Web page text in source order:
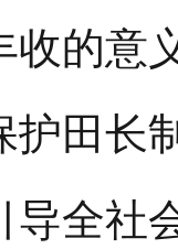
收的意
护田长
导全社